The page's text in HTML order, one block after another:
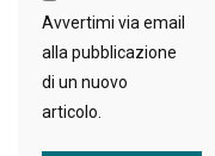
Avvertimi via email
alla pubblicazione
di un nuovo
articolo.